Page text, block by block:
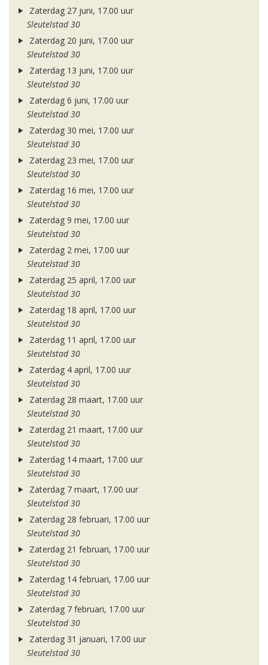
Zaterdag 27 juni, 17.00 uur
Sleutelstad 30
Zaterdag 20 juni, 17.00 uur
Sleutelstad 30
Zaterdag 13 juni, 17.00 uur
Sleutelstad 30
Zaterdag 6 juni, 17.00 uur
Sleutelstad 30
Zaterdag 30 mei, 17.00 uur
Sleutelstad 30
Zaterdag 23 mei, 17.00 uur
Sleutelstad 30
Zaterdag 16 mei, 17.00 uur
Sleutelstad 30
Zaterdag 9 mei, 17.00 uur
Sleutelstad 30
Zaterdag 2 mei, 17.00 uur
Sleutelstad 30
Zaterdag 25 april, 17.00 uur
Sleutelstad 30
Zaterdag 18 april, 17.00 uur
Sleutelstad 30
Zaterdag 11 april, 17.00 uur
Sleutelstad 30
Zaterdag 4 april, 17.00 uur
Sleutelstad 30
Zaterdag 28 maart, 17.00 uur
Sleutelstad 30
Zaterdag 21 maart, 17.00 uur
Sleutelstad 30
Zaterdag 14 maart, 17.00 uur
Sleutelstad 30
Zaterdag 7 maart, 17.00 uur
Sleutelstad 30
Zaterdag 28 februari, 17.00 uur
Sleutelstad 30
Zaterdag 21 februari, 17.00 uur
Sleutelstad 30
Zaterdag 14 februari, 17.00 uur
Sleutelstad 30
Zaterdag 7 februari, 17.00 uur
Sleutelstad 30
Zaterdag 31 januari, 17.00 uur
Sleutelstad 30